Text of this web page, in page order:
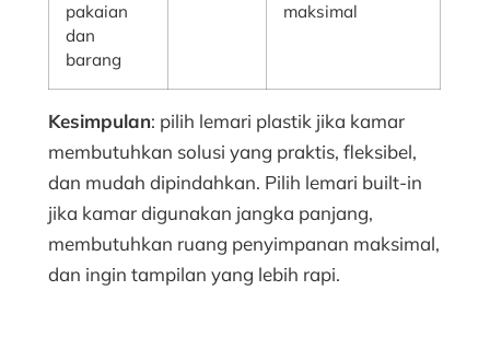
pakaian
dan
barang
maksimal
Kesimpulan: pilih lemari plastik jika kamar
membutuhkan solusi yang praktis, fleksibel,
dan mudah dipindahkan. Pilih lemari built-in
jika kamar digunakan jangka panjang,
membutuhkan ruang penyimpanan maksimal,
dan ingin tampilan yang lebih rapi.